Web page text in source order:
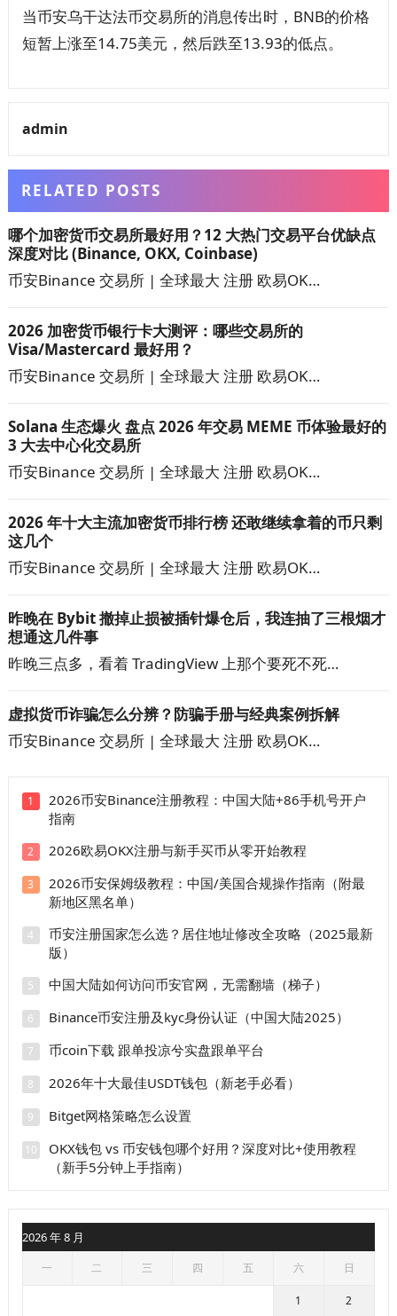
当币安乌干达法币交易所的消息传出时，BNB的价格
短暂上涨至14.75美元，然后跌至13.93的低点。
admin
RELATED POSTS
哪个加密货币交易所最好用？12 大热门交易平台优缺点
深度对比 (Binance, OKX, Coinbase)
币安Binance 交易所 | 全球最大 注册 欧易OK…
2026 加密货币银行卡大测评：哪些交易所的
Visa/Mastercard 最好用？
币安Binance 交易所 | 全球最大 注册 欧易OK…
Solana 生态爆火 盘点 2026 年交易 MEME 币体验最好的
3 大去中心化交易所
币安Binance 交易所 | 全球最大 注册 欧易OK…
2026 年十大主流加密货币排行榜 还敢继续拿着的币只剩
这几个
币安Binance 交易所 | 全球最大 注册 欧易OK…
昨晚在 Bybit 撤掉止损被插针爆仓后，我连抽了三根烟才
想通这几件事
昨晚三点多，看着 TradingView 上那个要死不死…
虚拟货币诈骗怎么分辨？防骗手册与经典案例拆解
币安Binance 交易所 | 全球最大 注册 欧易OK…
1
2026币安Binance注册教程：中国大陆+86手机号开户
指南
2 2026欧易OKX注册与新手买币从零开始教程
3
2026币安保姆级教程：中国/美国合规操作指南（附最
新地区黑名单）
4
币安注册国家怎么选？居住地址修改全攻略（2025最新
版）
5 中国大陆如何访问币安官网，无需翻墙（梯子）
6 Binance币安注册及kyc身份认证（中国大陆2025）
7 币coin下载 跟单投凉兮实盘跟单平台
8 2026年十大最佳USDT钱包（新老手必看）
9 Bitget网格策略怎么设置
10
OKX钱包 vs 币安钱包哪个好用？深度对比+使用教程
（新手5分钟上手指南）
2026 年 8 月
一 二 三 四 五 六 日
1 2